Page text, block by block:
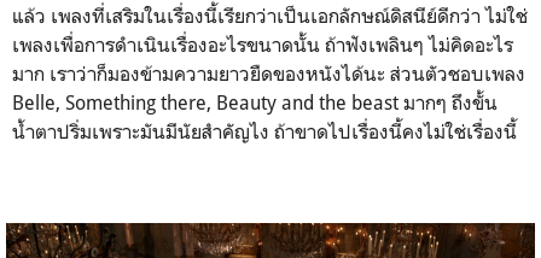
แล้ว เพลงที่เสริมในเรื่องนี้เรียกว่าเป็นเอกลักษณ์ดิสนีย์ดีกว่า ไม่ใช่
เพลงเพื่อการดำเนินเรื่องอะไรขนาดนั้น ถ้าฟังเพลินๆ ไม่คิดอะไร
มาก เราว่าก็มองข้ามความยาวยืดของหนังได้นะ ส่วนตัวชอบเพลง
Belle, Something there, Beauty and the beast มากๆ ถึงขั้น
น้ำตาปริ่มเพราะมันมีนัยสำคัญไง ถ้าขาดไปเรื่องนี้คงไม่ใช่เรื่องนี้